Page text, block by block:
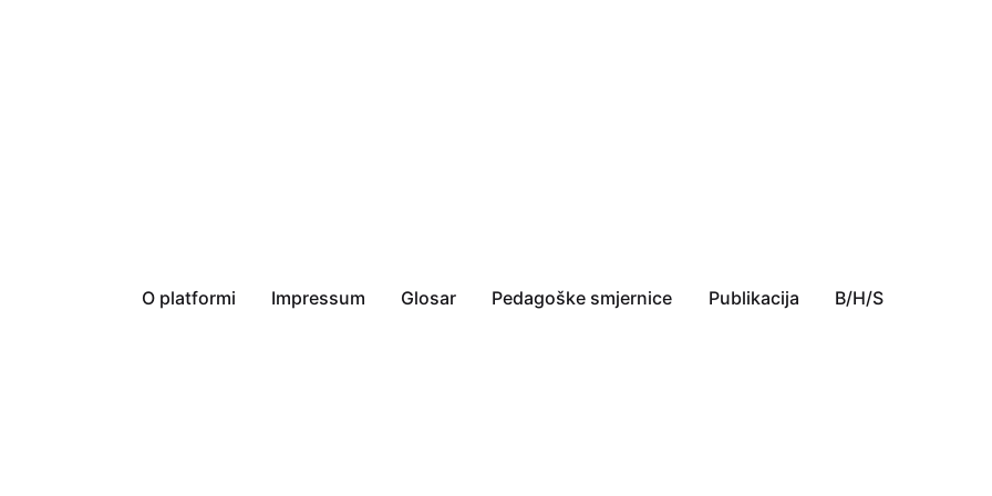
O platformi Impressum Glosar Pedagoške smjernice Publikacija B/H/S